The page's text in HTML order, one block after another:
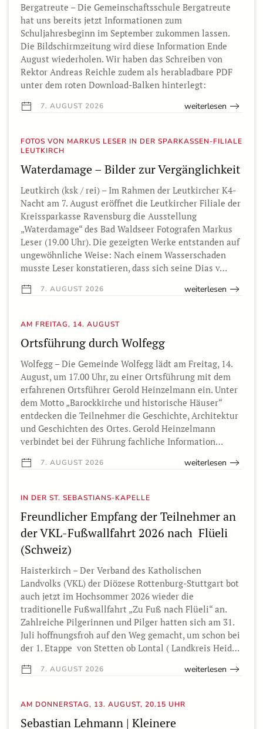
Bergatreute – Die Gemeinschaftsschule Bergatreute
hat uns bereits jetzt Informationen zum
Schuljahresbeginn im September zukommen lassen.
Die Bildschirmzeitung wird diese Information Ende
August wiederholen. Wir haben das Schreiben von
Rektor Andreas Reichle zudem als herabladbare PDF
unter dem roten Download-Balken hinterlegt:
7. AUGUST 2026 weiterlesen
FOTOS VON MARKUS LESER IN DER SPARKASSEN-FILIALE
LEUTKIRCH
Waterdamage – Bilder zur Vergänglichkeit
Leutkirch (ksk / rei) – Im Rahmen der Leutkircher K4-
Nacht am 7. August eröffnet die Leutkircher Filiale der
Kreissparkasse Ravensburg die Ausstellung
„Waterdamage“ des Bad Waldseer Fotografen Markus
Leser (19.00 Uhr). Die gezeigten Werke entstanden auf
ungewöhnliche Weise: Nach einem Wasserschaden
musste Leser konstatieren, dass sich seine Dias v…
7. AUGUST 2026 weiterlesen
AM FREITAG, 14. AUGUST
Ortsführung durch Wolfegg
Wolfegg – Die Gemeinde Wolfegg lädt am Freitag, 14.
August, um 17.00 Uhr, zu einer Ortsführung mit dem
erfahrenen Ortsführer Gerold Heinzelmann ein. Unter
dem Motto „Barockkirche und historische Häuser“
entdecken die Teilnehmer die Geschichte, Architektur
und Geschichten des Ortes. Gerold Heinzelmann
verbindet bei der Führung fachliche Information…
7. AUGUST 2026 weiterlesen
IN DER ST. SEBASTIANS-KAPELLE
Freundlicher Empfang der Teilnehmer an
der VKL-Fußwallfahrt 2026 nach Flüeli
(Schweiz)
Haisterkirch – Der Verband des Katholischen
Landvolks (VKL) der Diözese Rottenburg-Stuttgart bot
auch jetzt im Hochsommer 2026 wieder die
traditionelle Fußwallfahrt „Zu Fuß nach Flüeli“ an.
Zahlreiche Pilgerinnen und Pilger hatten sich am 31.
Juli hoffnungsfroh auf den Weg gemacht, um schon bei
der 1. Etappe von Stetten ob Lontal ( Landkreis Heid…
7. AUGUST 2026 weiterlesen
AM DONNERSTAG, 13. AUGUST, 20.15 UHR
Sebastian Lehmann | Kleinere